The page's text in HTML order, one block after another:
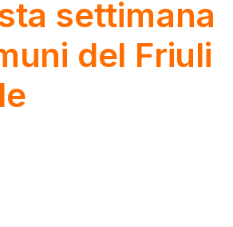
settimana
del Friuli